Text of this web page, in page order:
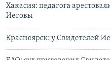
Хакасия: педагога
Иеговы
Красноярск: у Свидетелей